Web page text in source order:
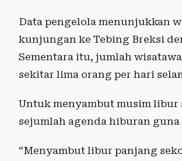
Data pengelola menunjukkan
kunjungan ke Tebing Breksi
Sementara itu, jumlah
sekitar lima orang per hari
Untuk menyambut musim libur
sejumlah agenda hiburan
“Menyambut libur panjang